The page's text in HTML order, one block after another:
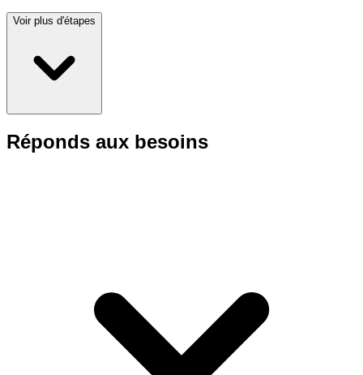
Voir plus d'étapes
Réponds aux besoins